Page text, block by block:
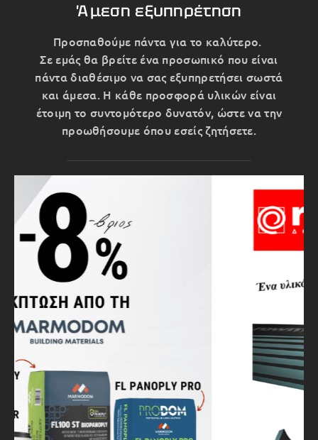
Άμεση εξυπηρέτηση
Προσπαθούμε πάντα για το καλύτερο.
Σε εμάς θα βρείτε ένα προσωπικό που είναι
πάντα διαθέσιμο να σας εξυπηρετήσει σωστά
και άμεσα. Η κάθε προσφορά υλικών είναι
έτοιμη το συντομότερο δυνατόν, ώστε να την
προωθήσουμε όπου εσείς ζητήσετε.